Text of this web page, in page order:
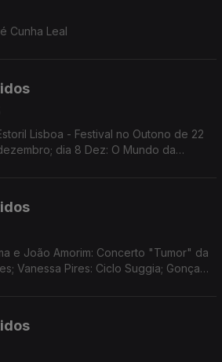
Cunha Leal
Lisboa - Festival no Outono de 22
dia 8 Dez: O Mundo da
e João Amorim: Concerto "Tumor" da
Vanessa Pires: Ciclo Suggia; Gonçalo